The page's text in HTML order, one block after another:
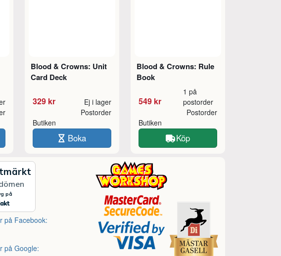
Blood & Crowns: Unit
Card Deck
329 kr Ej i lager
Butiken
Postorder
Boka
Blood & Crowns: Rule
Book
549 kr
1 på
postorder
Butiken
Postorder
Köp
på Facebook:
på Google: